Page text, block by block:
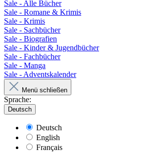
Sale - Alle Bücher
Sale - Romane & Krimis
Sale - Krimis
Sale - Sachbücher
Sale - Biografien
Sale - Kinder & Jugendbücher
Sale - Fachbücher
Sale - Manga
Sale - Adventskalender
Menü schließen
Sprache:
Deutsch
Deutsch
English
Français